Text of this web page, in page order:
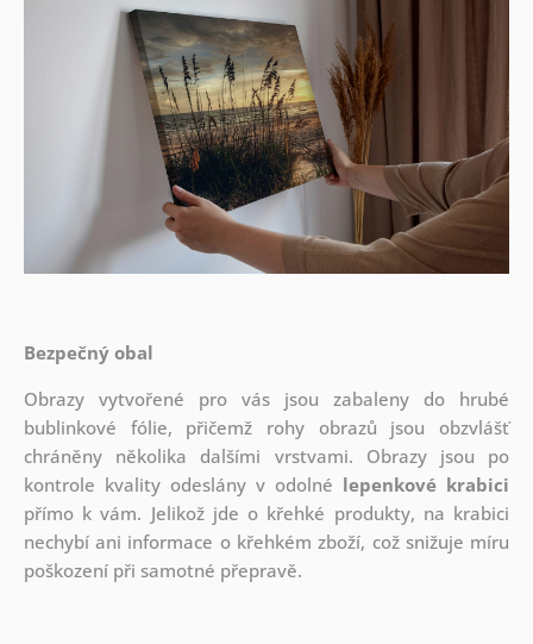
Bezpečný obal
Obrazy vytvořené pro vás jsou zabaleny do hrubé
bublinkové fólie, přičemž rohy obrazů jsou obzvlášť
chráněny několika dalšími vrstvami. Obrazy jsou po
kontrole kvality odeslány v odolné lepenkové krabici
přímo k vám. Jelikož jde o křehké produkty, na krabici
nechybí ani informace o křehkém zboží, což snižuje míru
poškození při samotné přepravě.